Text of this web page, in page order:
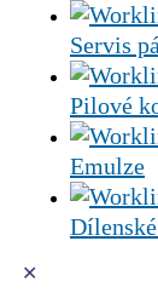
Servis
Pilové
Emulze
✕